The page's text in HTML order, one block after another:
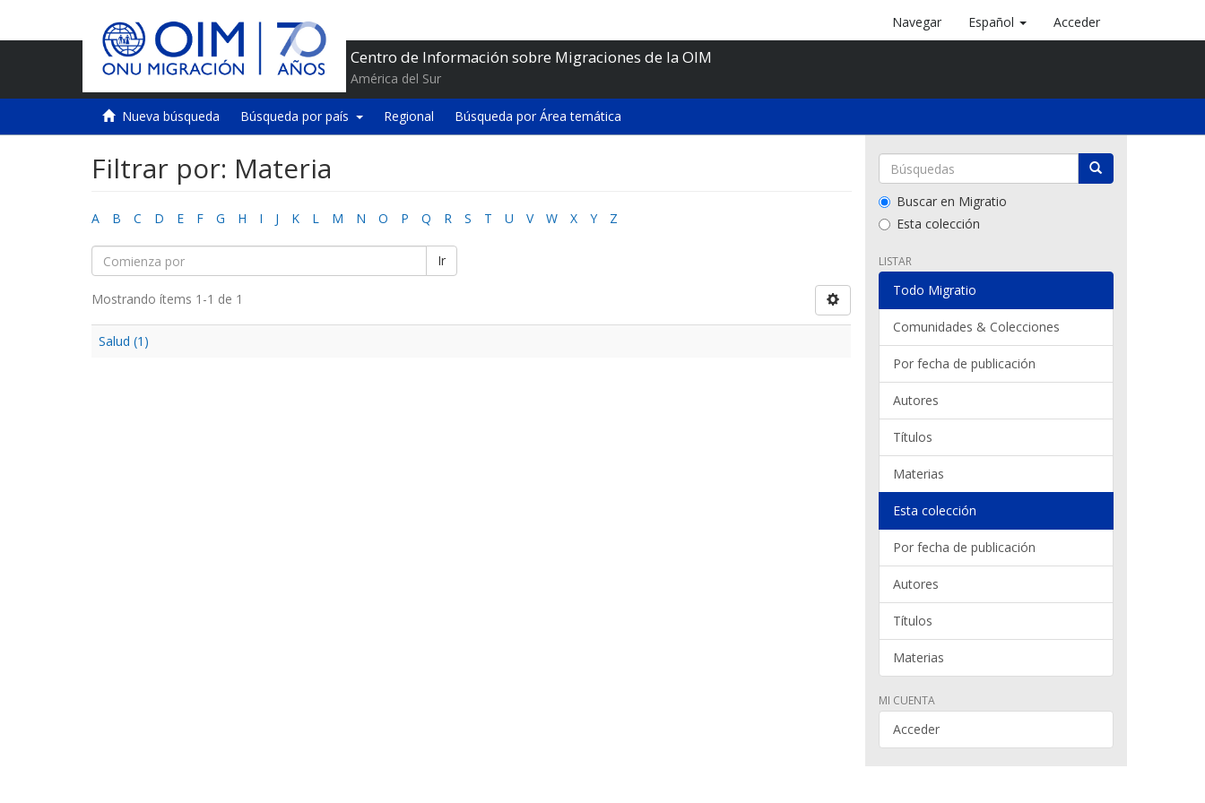
Centro de Información sobre Migraciones de la OIM
América del Sur
Navegar Español Acceder
Nueva búsqueda Búsqueda por país Regional Búsqueda por Área temática
Filtrar por: Materia
A B C D E F G H I J K L M N O P Q R S T U V W X Y Z
Ir
Mostrando ítems 1-1 de 1
Salud (1)
Buscar en Migratio
Esta colección
LISTAR
Todo Migratio
Comunidades & Colecciones
Por fecha de publicación
Autores
Títulos
Materias
Esta colección
Por fecha de publicación
Autores
Títulos
Materias
MI CUENTA
Acceder